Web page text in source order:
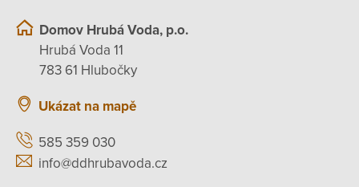
Domov Hrubá Voda, p.o.
Hrubá Voda 11
783 61 Hlubočky
Ukázat na mapě
585 359 030
info@ddhrubavoda.cz